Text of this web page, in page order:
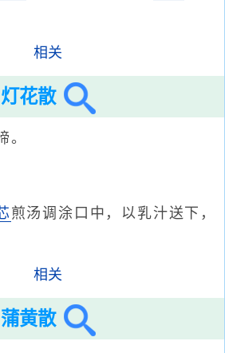
相关
灯花散
。
煎汤调涂口中，以乳汁送下，
相关
蒲黄散